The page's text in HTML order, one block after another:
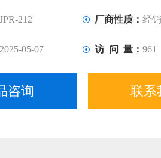
JPR-212 厂商性质： 经
2025-05-07 访 问 量： 961
咨询 联系